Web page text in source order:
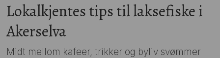
Lokalkjentes tips til laksefiske i
Akerselva
Midt mellom kafeer, trikker og byliv svømmer